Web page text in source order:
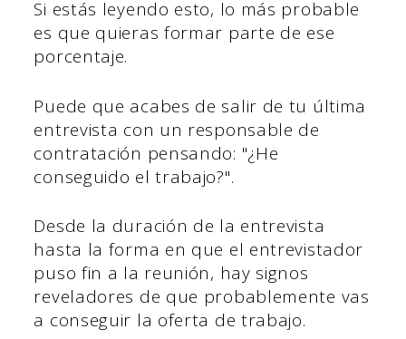
Si estás leyendo esto, lo más probable
es que quieras formar parte de ese
porcentaje.
Puede que acabes de salir de tu última
entrevista con un responsable de
contratación pensando: "¿He
conseguido el trabajo?".
Desde la duración de la entrevista
hasta la forma en que el entrevistador
puso fin a la reunión, hay signos
reveladores de que probablemente vas
a conseguir la oferta de trabajo.